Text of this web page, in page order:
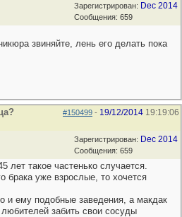
Зарегистрирован: Dec 2014
Сообщения: 659
звиняйте, лень его делать пока
#150499 - 19/12/2014 19:19:06
Зарегистрирован: Dec 2014
Сообщения: 659
лет такое частенько случается.
брака уже взрослые, то хочется
и ему подобные заведения, а макдак
забить свои сосуды